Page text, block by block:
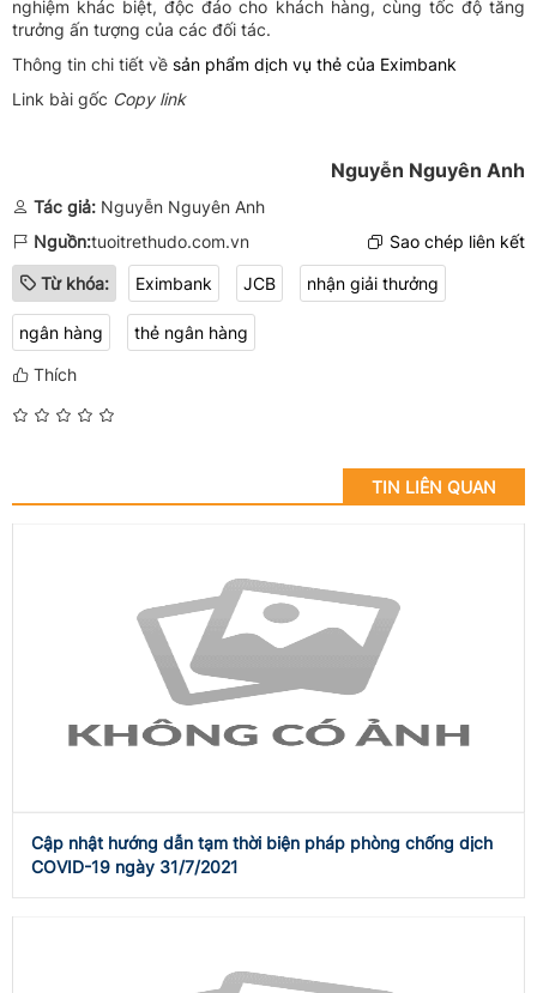
nghiệm khác biệt, độc đáo cho khách hàng, cùng tốc độ tăng
trưởng ấn tượng của các đối tác.
Thông tin chi tiết về sản phẩm dịch vụ thẻ của Eximbank
Link bài gốc Copy link
Nguyễn Nguyên Anh
Tác giả: Nguyễn Nguyên Anh
Nguồn:tuoitrethudo.com.vn Sao chép liên kết
Từ khóa: Eximbank JCB nhận giải thưởng
ngân hàng thẻ ngân hàng
Thích
TIN LIÊN QUAN
Cập nhật hướng dẫn tạm thời biện pháp phòng chống dịch
COVID-19 ngày 31/7/2021